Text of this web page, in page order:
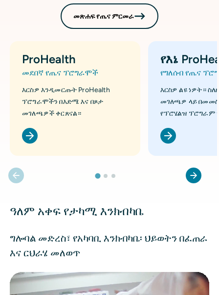
መጽሐፍ የጤና ምርመራ
ProHealth
መደበኛ የጤና ፕሮግራሞች
እርስዎ እንዲመርጡት ProHealth
ፕሮግራሞችን በእድሜ እና በጾታ
መገለጫዎች ቀርጸናል።
የእኔ
የግለሰብ የጤና
እርስዎ ልዩ ነዎት።
መገለጫዎ ላይ
የፕሮሄልዝ ፕሮግራም
የቪዲዮ ፋይል
ዓለም አቀፍ የታካሚ እንክብካቤ
ግሎባል መድረስ፣ የአካባቢ እንክብካቤ፡ ህይወትን በፈጠራ
እና ርህራሄ መለወጥ